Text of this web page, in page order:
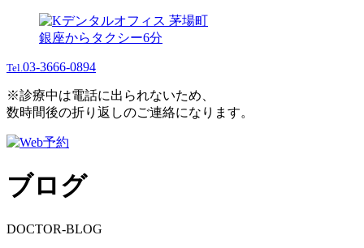
銀座からタクシー6分
Tel.03-3666-0894
※診療中は電話に出られないため、
数時間後の折り返しのご連絡になります。
ブログ
DOCTOR-BLOG